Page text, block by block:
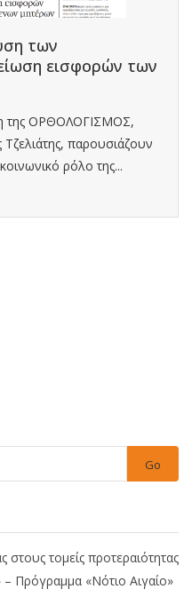
των
εισφορών των
της ΟΡΘΟΛΟΓΙΣΜΟΣ,
παρουσιάζουν
ρόλο της...
Go
στους τομείς προτεραιότητας
– Πρόγραμμα «Νότιο Αιγαίο»